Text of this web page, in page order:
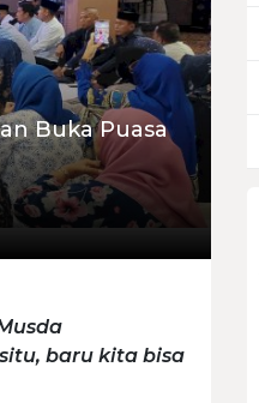
Buka Puasa
baru kita bisa